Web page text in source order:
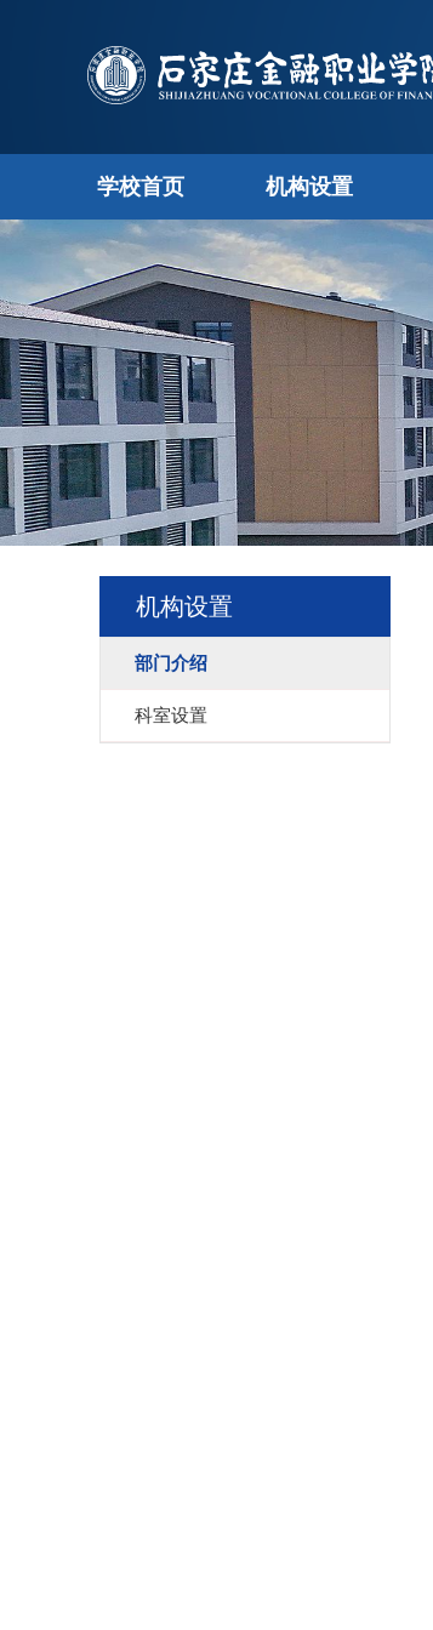
学校首页 机构设置
机构设置
部门介绍
科室设置